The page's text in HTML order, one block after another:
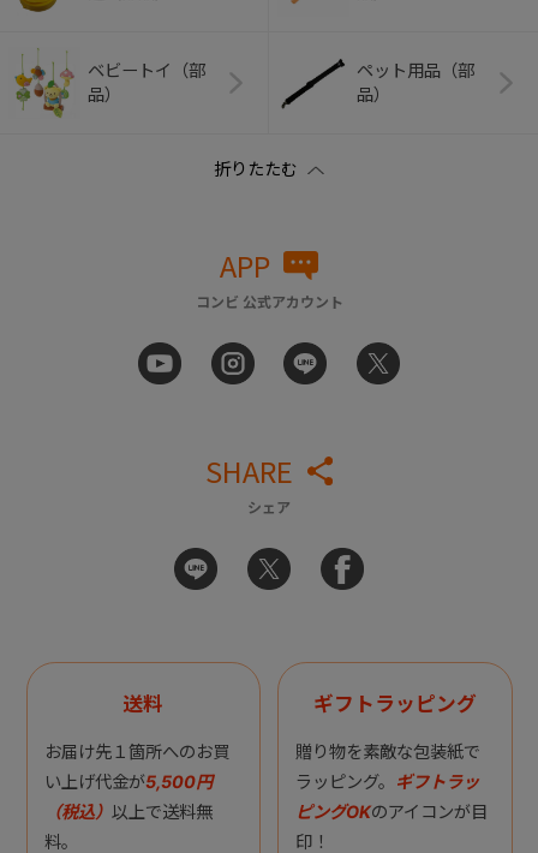
ベビートイ（部
品）
ペット用品（部
品）
APP
コンビ 公式アカウント
SHARE
シェア
送料
お届け先１箇所へのお買
い上げ代金が5,500円
（税込） 以上で送料無
料。
ギフトラッピング
贈り物を素敵な包装紙で
ラッピング。 ギフトラッ
ピングOKのアイコンが目
印！